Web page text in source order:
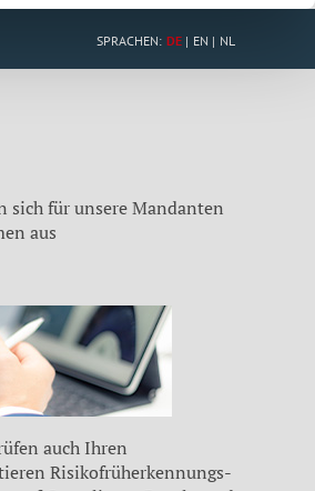
SPRACHEN: DE EN NL
sich für unsere Mandanten
aus
auch Ihren
Risikofrüherkennungs-